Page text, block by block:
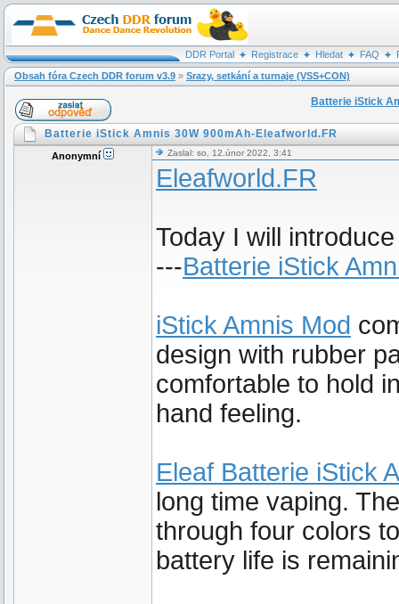
DDR Portal Registrace Hledat FAQ
Obsah fóra Czech DDR forum v3.9 » Srazy, setkání a turnaje (VSS+CON)
Batterie iStick
Batterie iStick Amnis 30W 900mAh-Eleafworld.FR
Anonymní Zaslal: so, 12.únor 2022, 3:41
Eleafworld.FR
Today I will
---Batterie iStick
iStick Amnis Mod
design with rubber
comfortable to hold
hand feeling.
Eleaf Batterie iStick
long time vaping.
through four colors
battery life is